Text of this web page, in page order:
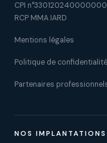
CPI
RCP MMA IARD
Mentions légales
Politique de confidentialité
Partenaires
NOS IMPLANTATIONS